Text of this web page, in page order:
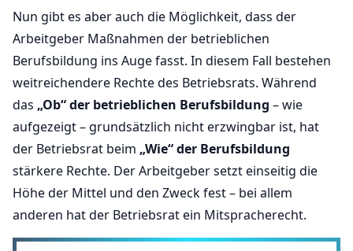
Nun gibt es aber auch die Möglichkeit, dass der
Arbeitgeber Maßnahmen der betrieblichen
Berufsbildung ins Auge fasst. In diesem Fall bestehen
weitreichendere Rechte des Betriebsrats. Während
das „Ob“ der betrieblichen Berufsbildung – wie
aufgezeigt – grundsätzlich nicht erzwingbar ist, hat
der Betriebsrat beim „Wie“ der Berufsbildung
stärkere Rechte. Der Arbeitgeber setzt einseitig die
Höhe der Mittel und den Zweck fest – bei allem
anderen hat der Betriebsrat ein Mitspracherecht.